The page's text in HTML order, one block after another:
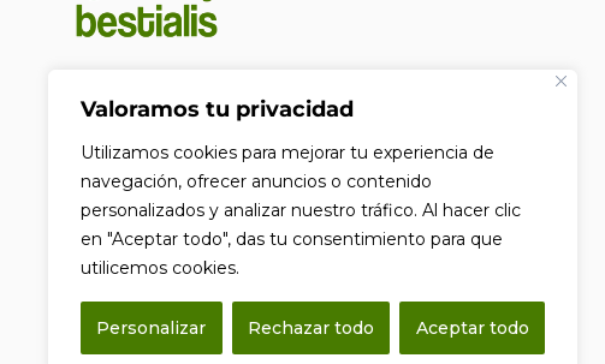
Valoramos tu privacidad
Utilizamos cookies para mejorar tu experiencia de
navegación, ofrecer anuncios o contenido
personalizados y analizar nuestro tráfico. Al hacer clic
en "Aceptar todo", das tu consentimiento para que
utilicemos cookies.
Personalizar Rechazar todo Aceptar todo
confianza y pasión por los
animales para ayudarte a
ofrecerles el cuidado que
merecen. Porque su bienestar no
es solo nuestra prioridad, es
nuestra razón de ser.
a